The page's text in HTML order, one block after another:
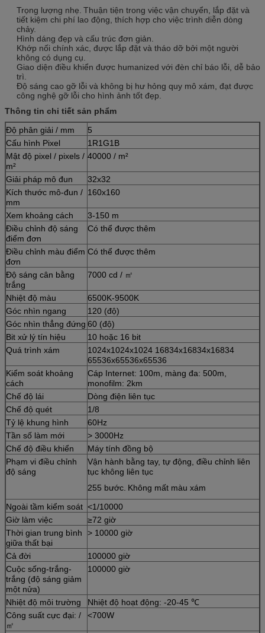
Trọng lượng nhẹ. Thuận tiện trong việc vận chuyển, lắp đặt và
tiết kiệm chi phí lao động, thích hợp cho việc trình diễn dòng
chảy.
Hình dáng đẹp và cấu trúc đơn giản.
Khớp nối chính xác, được lắp đặt và tháo dỡ bởi một người
không có dụng cụ.
Giao diện điều khiển được humanized với đèn chỉ báo lỗi, dễ bảo
trì.
Độ sáng cao gỡ lỗi và không bị hư hỏng quy mô xám, đạt được
công nghệ gỡ lỗi cho hình ảnh tốt đẹp.
Thông tin chi tiết sản phẩm
Độ phân giải / mm
5
Cấu hình Pixel
1R1G1B
Mật độ pixel / pixels /
m²
40000 / m²
Giải pháp mô đun
32x32
Kích thước mô-đun /
mm
160x160
Xem khoảng cách
3-150 m
Điều chỉnh độ sáng
điểm đơn
Có thể được thêm
Điều chỉnh màu điểm
đơn
Có thể được thêm
Độ sáng cân bằng
trắng
7000 cd / ㎡
Nhiệt độ màu
6500K-9500K
Góc nhìn ngang
120 (độ)
Góc nhìn thẳng đứng 60 (độ)
Bit xử lý tín hiệu
10 hoặc 16 bit
Quá trình xám
1024x1024x1024 16834x16834x16834
65536x65536x65536
Kiểm soát khoảng
cách
Cáp Internet: 100m, màng đa: 500m,
monofilm: 2km
Chế độ lái
Dòng điện liên tục
Chế độ quét
1/8
Tỷ lệ khung hình
60Hz
Tần số làm mới
> 3000Hz
Chế độ điều khiển
Máy tính đồng bộ
Phạm vi điều chỉnh
độ sáng
Vận hành bằng tay, tự động, điều chỉnh liên
tục không liên tục
255 bước. Không mất màu xám
Ngoài tầm kiểm soát <1/10000
Giờ làm việc
≥72 giờ
Thời gian trung bình
giữa thất bại
> 10000 giờ
Cả đời
100000 giờ
Cuộc sống-trắng-
trắng (độ sáng giảm
một nửa)
100000 giờ
Nhiệt độ môi trường
Nhiệt độ hoạt động: -20-45 ℃
Công suất cực đại: /
㎡
<700W